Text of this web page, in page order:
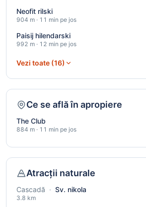
Neofit rilski
904 m · 11 min pe jos
Paisij hilendarski
992 m · 12 min pe jos
Vezi toate (16)
Ce se află în apropiere
The Club
884 m · 11 min pe jos
Atracții naturale
Cascadă · Sv. nikola
3.8 km